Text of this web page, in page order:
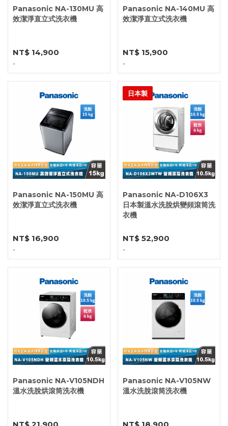
Panasonic NA-130MU 高
效潔淨直立式洗衣機
NT$ 14,900
-
Panasonic NA-140MU 高
效潔淨直立式洗衣機
NT$ 15,900
-
Panasonic NA-150MU 高
效潔淨直立式洗衣機
NT$ 16,900
-
日本製
Panasonic NA-D106X3
日本製溫水洗脫烘變頻滾筒洗
衣機
NT$ 52,900
-
Panasonic NA-V105NDH
溫水洗脫烘滾筒洗衣機
Panasonic NA-V105NW
溫水洗脫滾筒洗衣機